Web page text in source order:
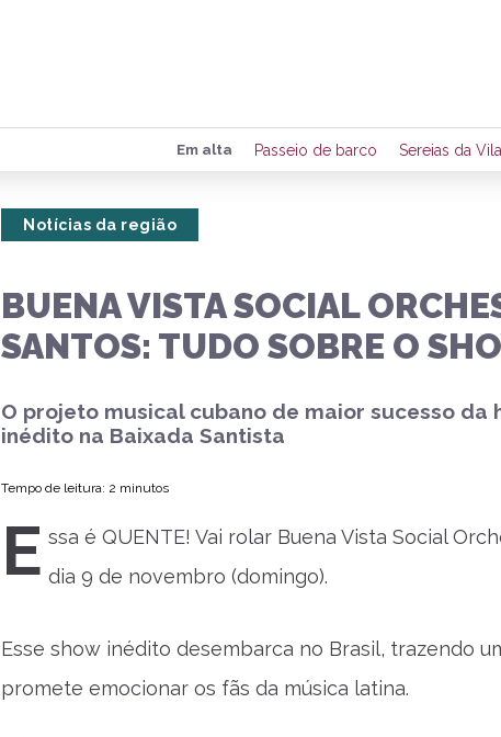
Preencha seus
de eventos e
Em alta Passeio de barco Sereias da Vila
Notícias da região
BUENA VISTA SOCIAL
SANTOS: TUDO SOBRE O
O projeto musical cubano de maior sucesso da
inédito na Baixada Santista
Tempo de leitura: 2 minutos
E ssa é QUENTE! Vai rolar Buena Vista Social
dia 9 de novembro (domingo).
Esse show inédito desembarca no Brasil, trazendo
promete emocionar os fãs da música latina.